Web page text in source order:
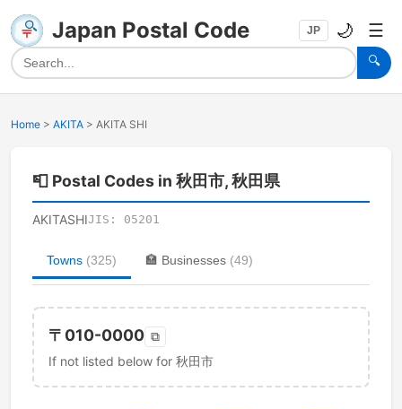
Japan Postal Code
🔍
JP 🌙 ☰
Home > AKITA > AKITA SHI
📮 Postal Codes in 秋田市, 秋田県
AKITASHIJIS: 05201
Towns (325) 🏣 Businesses (49)
〒 010-0000 ⧉
If not listed below for 秋田市